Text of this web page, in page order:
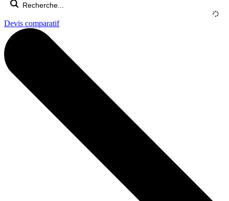
Devis comparatif